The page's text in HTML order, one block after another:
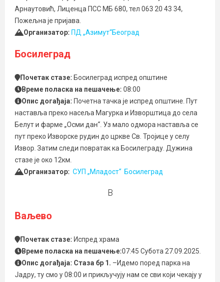
Арнаутовић, Лиценца ПСС МБ 680, тел 063 20 43 34,
Пожељна је пријава.
Организатор: ПД „Азимут“Београд
Босилеград
Почетак стазе: Босилеград испред општине
Време поласка на пешачење: 08:00
Опис догађаја: Почетна тачка је испред општине. Пут
наставља преко насеља Магурка и Изворштица до села
Белут и фарме „Осми дан“. Уз мало одмора наставља се
пут преко Изворске рудин до цркве Св. Тројице у селу
Извор. Затим следи повратак ка Босилеграду. Дужина
стазе је око 12км.
Организатор: СУП „Младост“ Босилеград
В
Ваљево
Почетак стазе: Испред храма
Време поласка на пешачење:07:45 Субота 27.09.2025.
Опис догађаја: Стаза бр 1. –Идемо поред парка на
Јадру, ту смо у 08:00 и прикључују нам се сви који чекају у